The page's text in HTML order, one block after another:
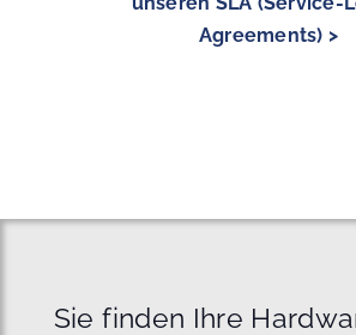
Agreements) >
Sie finden Ihre